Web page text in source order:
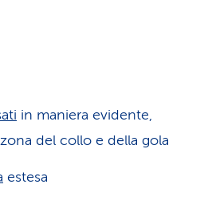
in maniera evidente,
del collo e della gola
estesa